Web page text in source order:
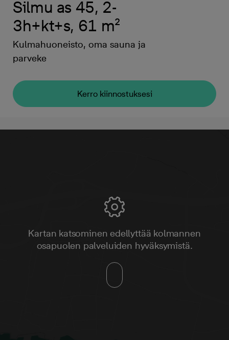
Silmu as 45, 2-
3h+kt+s, 61 m²
Kulmahuoneisto, oma sauna ja
parveke
Kerro kiinnostuksesi
Kartan katsominen edellyttää kolmannen
osapuolen palveluiden hyväksymistä.